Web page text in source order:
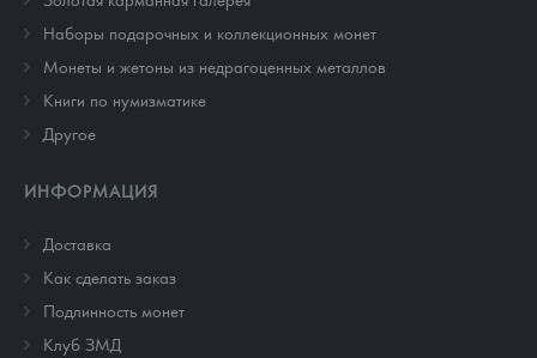
Наборы подарочных и коллекционных монет
Монеты и жетоны из недрагоценных металлов
Книги по нумизматике
Другое
ИНФОРМАЦИЯ
Доставка
Как сделать заказ
Подлинность монет
Клуб ЗМД